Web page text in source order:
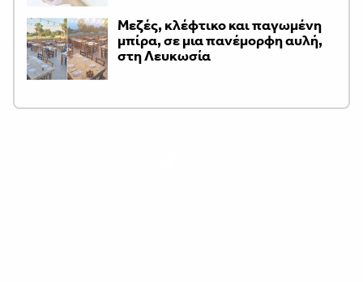
Μεζές, κλέφτικο και παγωμένη
μπίρα, σε μια πανέμορφη αυλή,
στη Λευκωσία